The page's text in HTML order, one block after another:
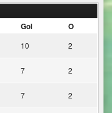
Gol O
10 2
7 2
7 2